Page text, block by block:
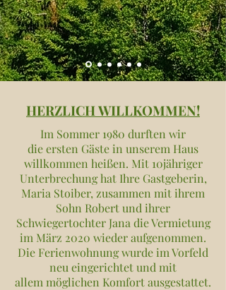
HERZLICH WILLKOMMEN!
Im Sommer 1980 durften wir
die ersten Gäste in unserem Haus
willkommen heißen. Mit 10jähriger
Unterbrechung hat Ihre Gastgeberin,
Maria Stoiber, zusammen mit ihrem
Sohn Robert und ihrer
Schwiegertochter Jana die Vermietung
im März 2020 wieder aufgenommen.
Die Ferienwohnung wurde im Vorfeld
neu eingerichtet und mit
allem möglichen Komfort ausgestattet.